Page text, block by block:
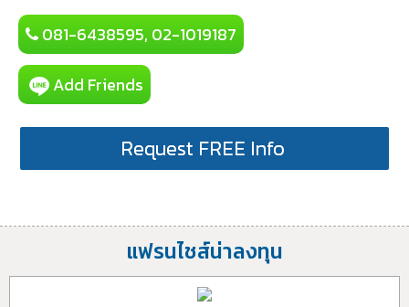
081-6438595, 02-1019187
Add Friends
Request FREE Info
แฟรนไชส์น่าลงทุน